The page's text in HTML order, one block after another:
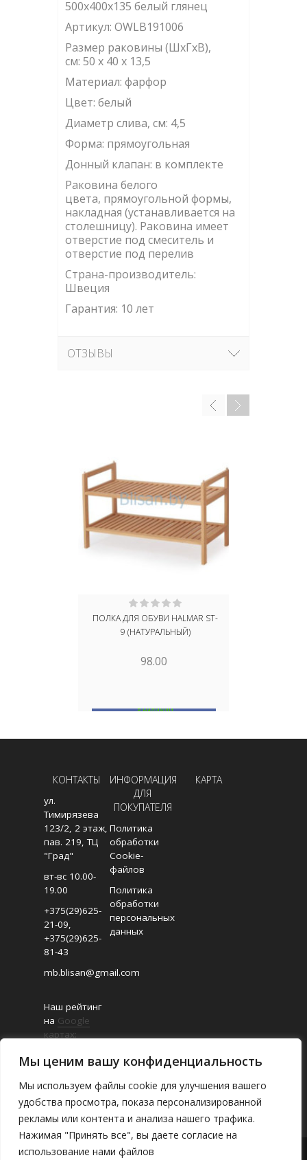
Мы ценим вашу конфиденциальность
Мы используем файлы cookie для улучшения вашего
удобства просмотра, показа персонализированной
рекламы или контента и анализа нашего трафика.
Нажимая "Принять все", вы даете согласие на
использование нами файлов
500х400х135 белый глянец
Артикул: OWLB191006
Размер раковины (ШхГхВ),
см: 50 x 40 x 13,5
Материал: фарфор
Цвет: белый
Диаметр слива, см: 4,5
Форма: прямоугольная
Донный клапан: в комплекте
Раковина белого
цвета, прямоугольной формы,
накладная (устанавливается на
столешницу). Раковина имеет
отверстие под смеситель и
отверстие под перелив
Страна-производитель:
Швеция
Гарантия: 10 лет
ОТЗЫВЫ
ПОЛКА ДЛЯ ОБУВИ HALMAR ST-
9 (НАТУРАЛЬНЫЙ)
98.00
В НАЛИЧИИ
КОНТАКТЫ
ул.
Тимирязева
123/2, 2 этаж,
пав. 219, ТЦ
"Град"
вт-вс 10.00-
19.00
+375(29)625-
21-09,
+375(29)625-
81-43
mb.blisan@gmail.com
Наш рейтинг
на Google
картах:
(Отзывов:18)
ИНФОРМАЦИЯ
ДЛЯ
ПОКУПАТЕЛЯ
Политика
обработки
Cookie-
файлов
Политика
обработки
персональных
данных
КАРТА
О магазине / Каталог